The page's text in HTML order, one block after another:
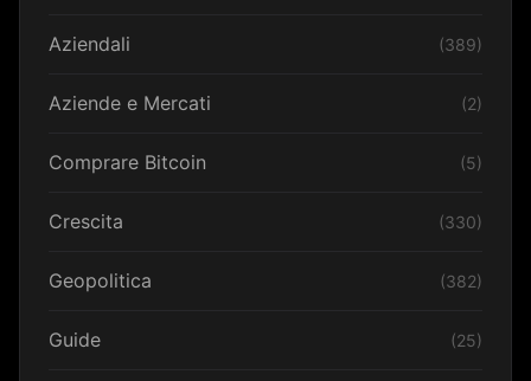
Aziendali (389)
Aziende e Mercati (2)
Comprare Bitcoin (5)
Crescita (330)
Geopolitica (382)
Guide (25)